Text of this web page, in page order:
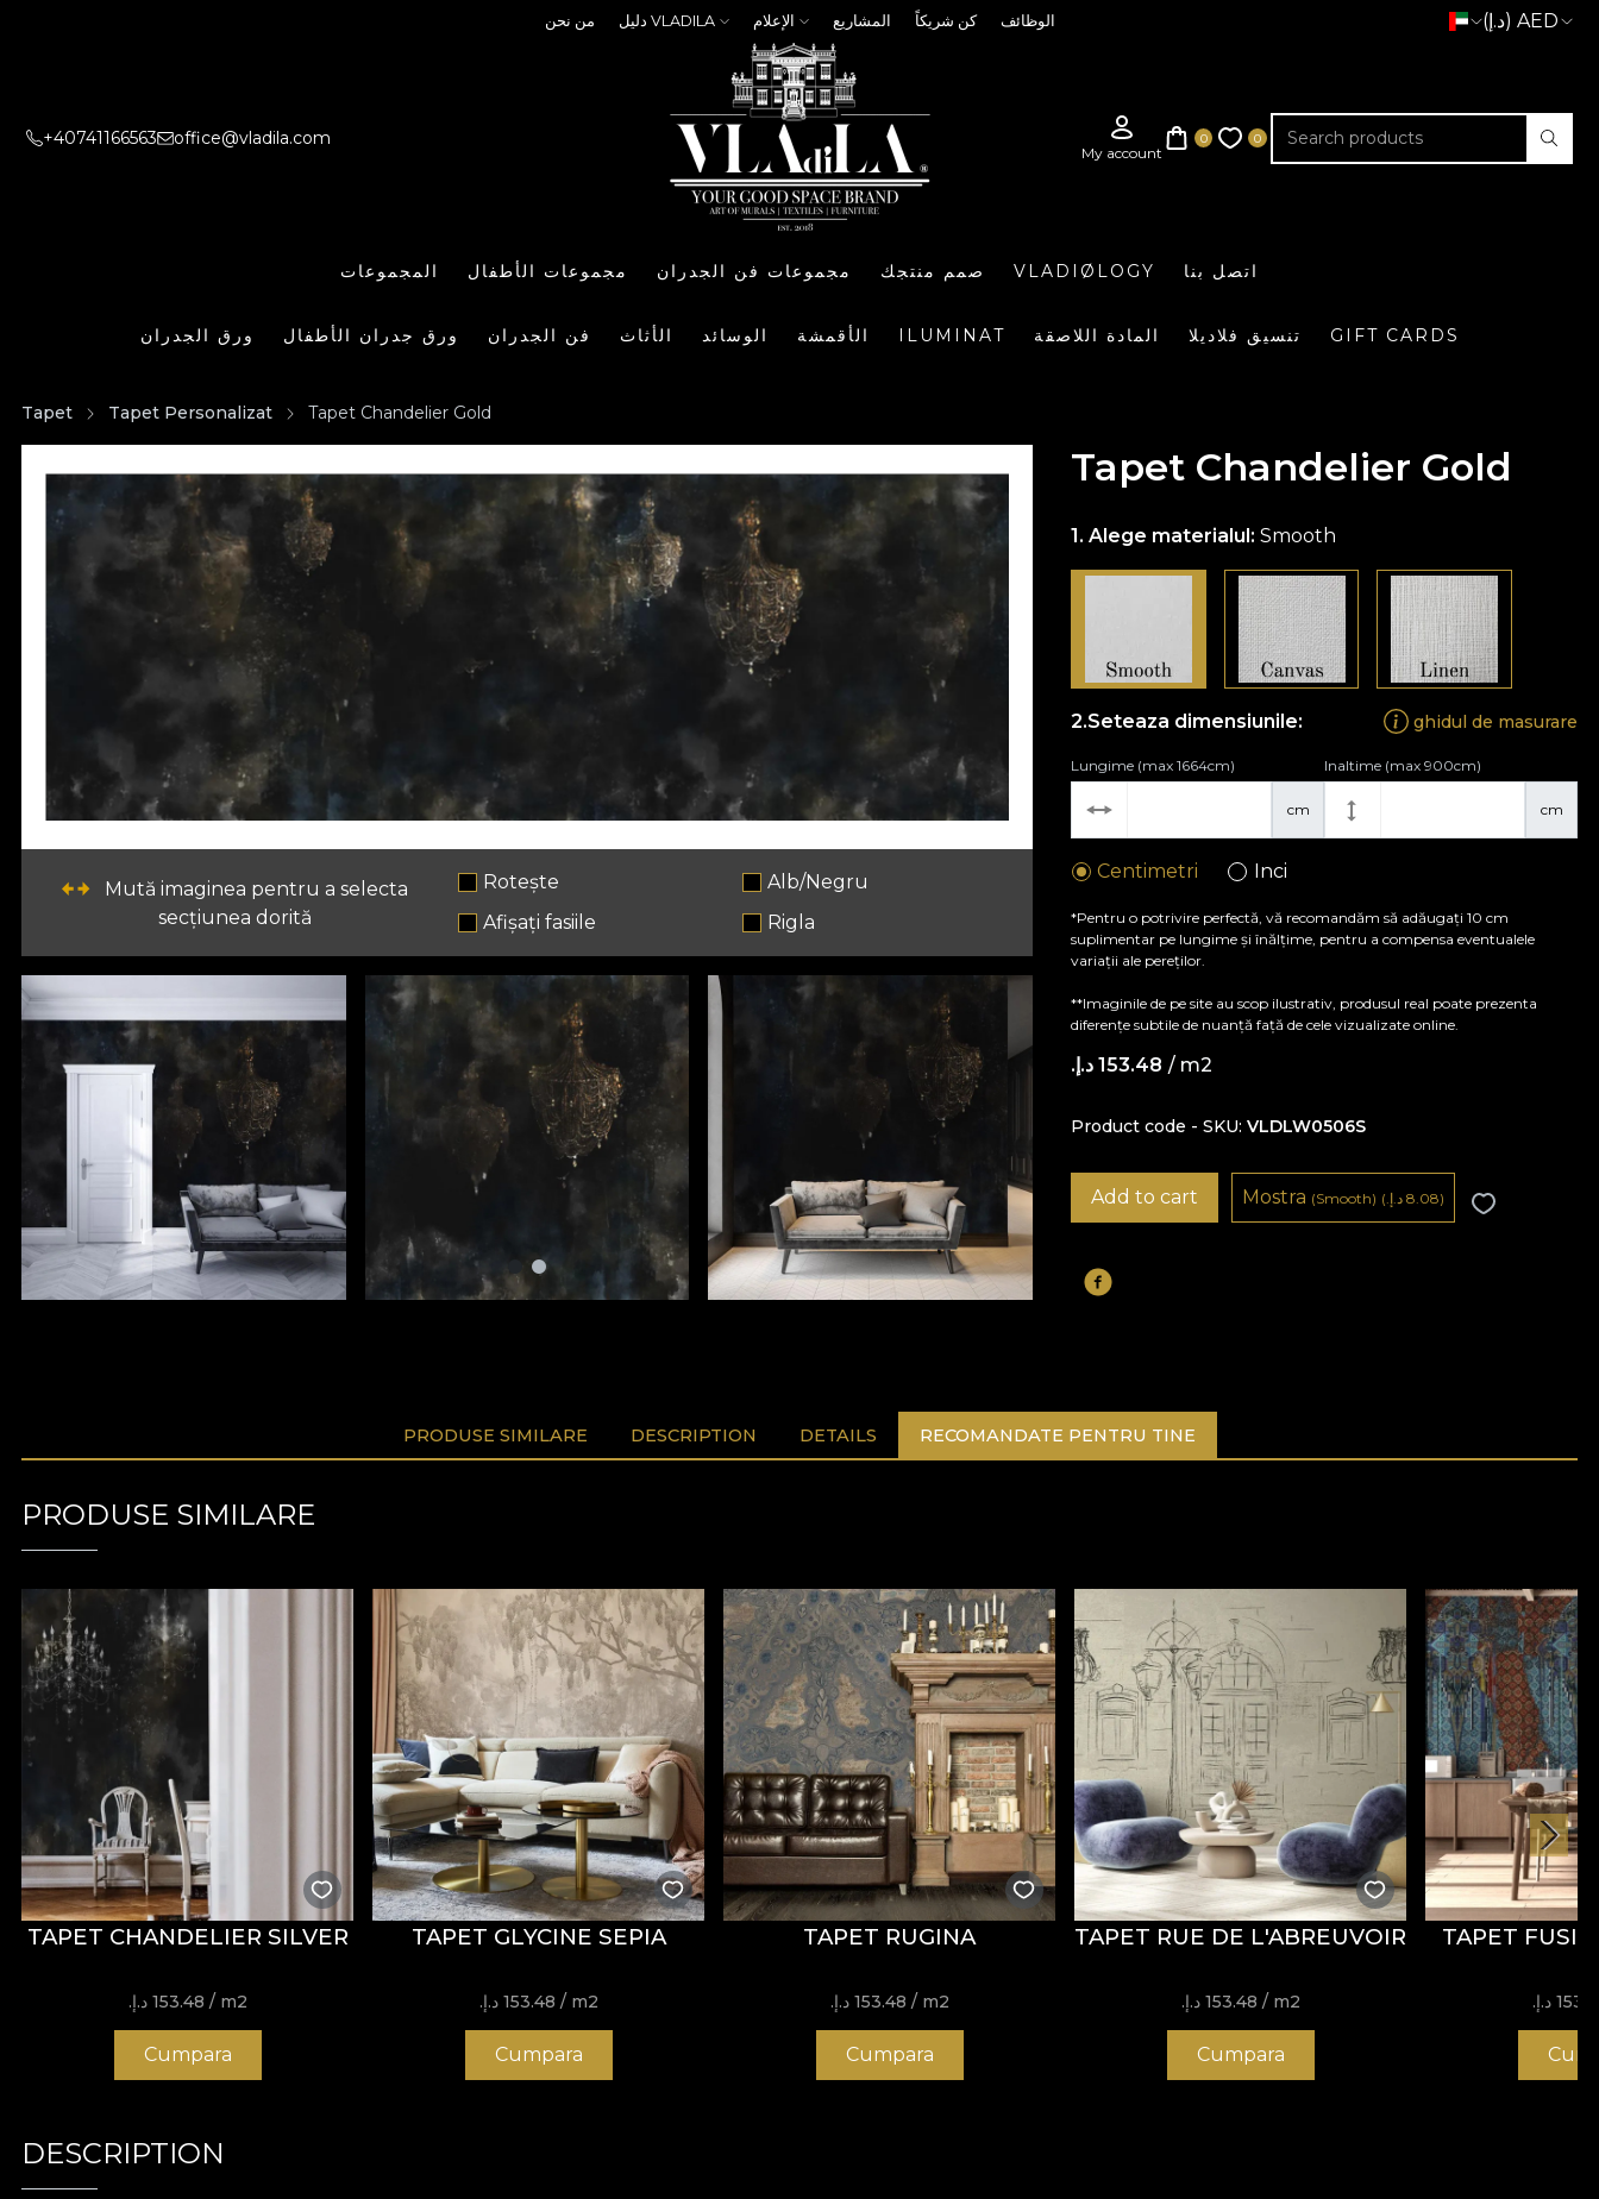
من نحن دليل VLADILA الإعلام المشاريع كن شريكاً الوظائف (د.إ) AED
+40741166563 office@vladila.com
المجموعات مجموعات الأطفال مجموعات فن الجدران صمم منتجك VLADIØLOGY اتصل بنا
ورق الجدران ورق جدران الأطفال فن الجدران الأثاث الوسائد الأقمشة ILUMINAT المادة اللاصقة تنسيق فلاديلا GIFT CARDS
Tapet Tapet Personalizat Tapet Chandelier Gold
Mută imaginea pentru a selecta
secțiunea dorită
Rotește
Alb/Negru
Afișați fasiile
Rigla
Tapet Chandelier Gold
Alege materialul:Smooth
Seteaza dimensiunile: ghidul de masurare
cm
Lungime (max 1664cm)
cm
Inaltime (max 900cm)
Centimetri Inci
*Pentru o potrivire perfectă, vă recomandăm să adăugați 10 cm
suplimentar pe lungime și înălțime, pentru a compensa eventualele
variații ale pereților.
**Imaginile de pe site au scop ilustrativ, produsul real poate prezenta
diferențe subtile de nuanță față de cele vizualizate online.
153.48 د.إ.‏ / m2
Product code - SKU VLDLW0506S
Add to cart Mostra (Smooth) ( 8.08 د.إ.‏)
PRODUSE SIMILARE DESCRIPTION DETAILS RECOMANDATE PENTRU TINE
PRODUSE SIMILARE
TAPET CHANDELIER SILVER
153.48 د.إ.‏ / m2
Cumpara
TAPET GLYCINE SEPIA
153.48 د.إ.‏ / m2
Cumpara
TAPET RUGINA
153.48 د.إ.‏ / m2
Cumpara
TAPET RUE DE L'ABREUVOIR
153.48 د.إ.‏ / m2
Cumpara
TAPET
د.إ.‏
DESCRIPTION